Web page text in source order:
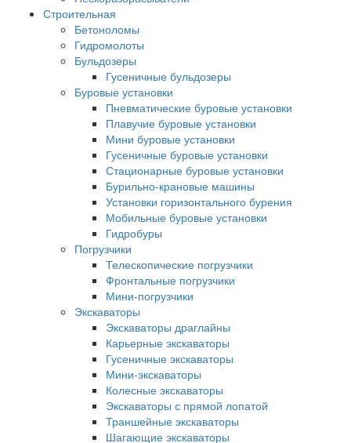
Строительная
Бетоноломы
Гидромолоты
Бульдозеры
Гусеничные бульдозеры
Буровые установки
Пневматические буровые установки
Плавучие буровые установки
Мини буровые установки
Гусеничные буровые установки
Стационарные буровые установки
Бурильно-крановые машины
Установки горизонтального бурения
Мобильные буровые установки
Гидробуры
Погрузчики
Телескопические погрузчики
Фронтальные погрузчики
Мини-погрузчики
Экскаваторы
Экскаваторы драглайны
Карьерные экскаваторы
Гусеничные экскаваторы
Мини-экскаваторы
Колесные экскаваторы
Экскаваторы с прямой лопатой
Траншейные экскаваторы
Шагающие экскаваторы